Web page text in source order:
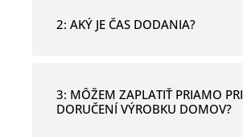
2: AKÝ JE ČAS DODANIA?
3: MÔŽEM ZAPLATIŤ PRIAMO PRI
DORUČENÍ VÝROBKU DOMOV?